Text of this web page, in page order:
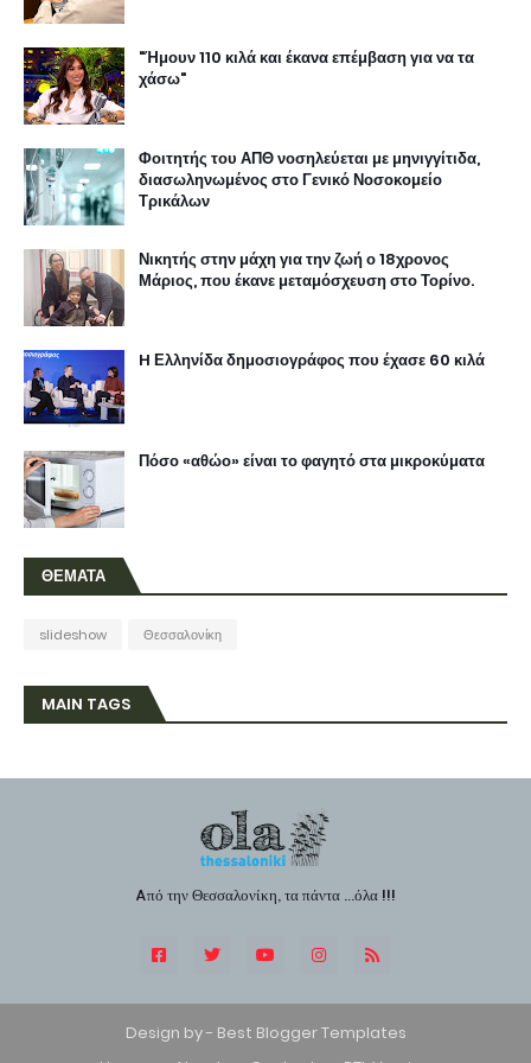
"Ήμουν 110 κιλά και έκανα επέμβαση για να τα
χάσω"
Φοιτητής του ΑΠΘ νοσηλεύεται με μηνιγγίτιδα,
διασωληνωμένος στο Γενικό Νοσοκομείο
Τρικάλων
Νικητής στην μάχη για την ζωή ο 18χρονος
Μάριος, που έκανε μεταμόσχευση στο Τορίνο.
H Ελληνίδα δημοσιογράφος που έχασε 60 κιλά
Πόσο «αθώο» είναι το φαγητό στα μικροκύματα
ΘΕΜΑΤΑ
slideshow Θεσσαλονίκη
MAIN TAGS
Aπό την Θεσσαλονίκη, τα πάντα ...όλα !!!
Design by - Best Blogger Templates